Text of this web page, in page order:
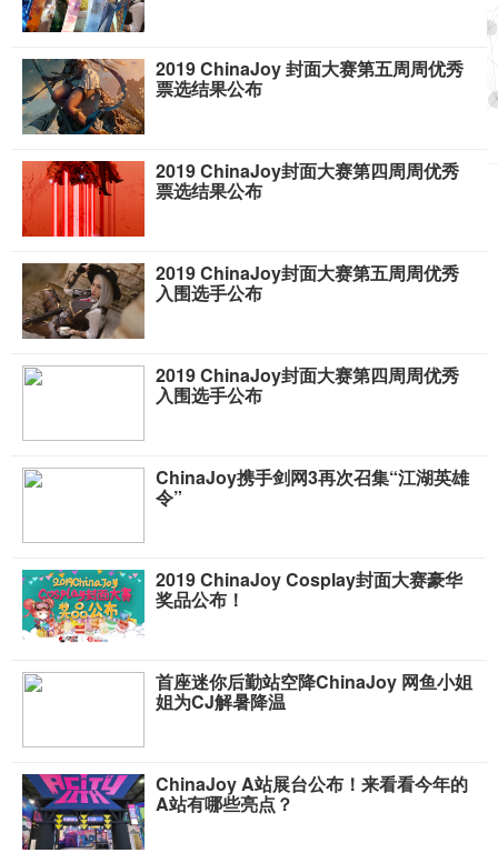
2019 ChinaJoy 封面大赛第五周周优秀
票选结果公布
2019 ChinaJoy封面大赛第四周周优秀
票选结果公布
2019 ChinaJoy封面大赛第五周周优秀
入围选手公布
2019 ChinaJoy封面大赛第四周周优秀
入围选手公布
ChinaJoy携手剑网3再次召集“江湖英雄
令”
2019 ChinaJoy Cosplay封面大赛豪华
奖品公布！
首座迷你后勤站空降ChinaJoy 网鱼小姐
姐为CJ解暑降温
ChinaJoy A站展台公布！来看看今年的
A站有哪些亮点？